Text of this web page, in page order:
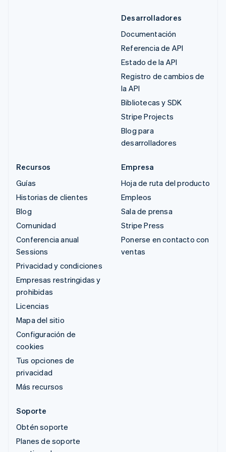
Desarrolladores
Documentación
Referencia de API
Estado de la API
Registro de cambios de
la API
Bibliotecas y SDK
Stripe Projects
Blog para
desarrolladores
Recursos
Guías
Historias de clientes
Blog
Comunidad
Conferencia anual
Sessions
Privacidad y condiciones
Empresas restringidas y
prohibidas
Licencias
Mapa del sitio
Configuración de
cookies
Tus opciones de
privacidad
Más recursos
Empresa
Hoja de ruta del producto
Empleos
Sala de prensa
Stripe Press
Ponerse en contacto con
ventas
Soporte
Obtén soporte
Planes de soporte